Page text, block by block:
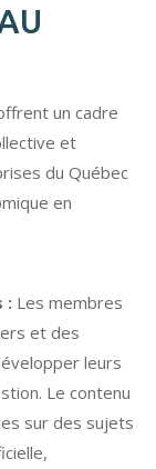
un cadre
et
du Québec
en
: Les membres
et des
leurs
Le contenu
sur des sujets